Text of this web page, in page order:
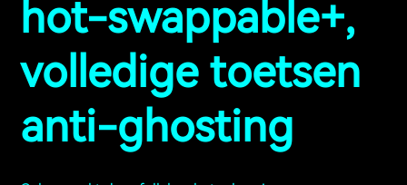
hot-swappable+,
volledige toetsen
anti-ghosting